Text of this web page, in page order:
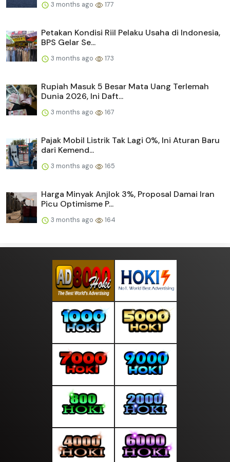
3 months ago 177
Petakan Kondisi Riil Pelaku Usaha di Indonesia,
BPS Gelar Se...
3 months ago 173
Rupiah Masuk 5 Besar Mata Uang Terlemah
Dunia 2026, Ini Daft...
3 months ago 167
Pajak Mobil Listrik Tak Lagi 0%, Ini Aturan Baru
dari Kemend...
3 months ago 165
Harga Minyak Anjlok 3%, Proposal Damai Iran
Picu Optimisme P...
3 months ago 164